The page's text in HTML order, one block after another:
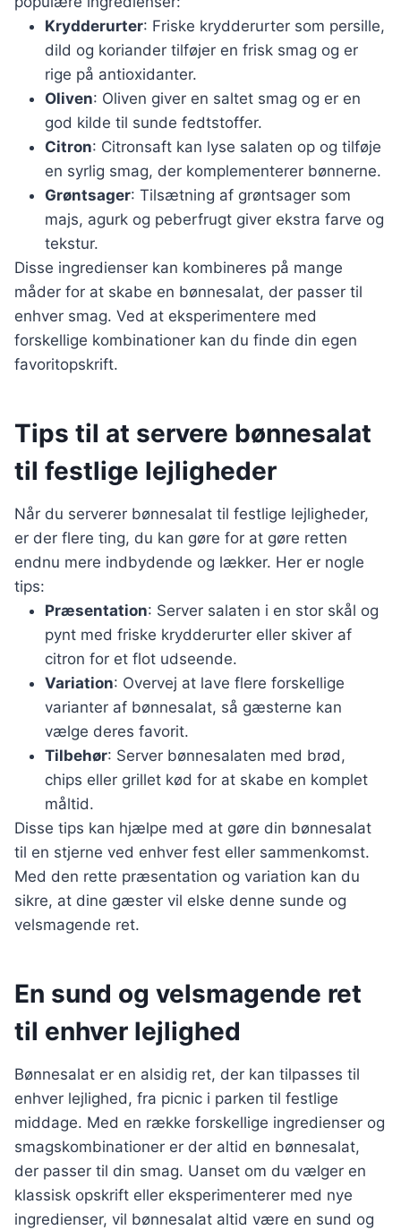
Krydderurter: Friske krydderurter som persille,
dild og koriander tilføjer en frisk smag og er
rige på antioxidanter.
Oliven: Oliven giver en saltet smag og er en
god kilde til sunde fedtstoffer.
Citron: Citronsaft kan lyse salaten op og tilføje
en syrlig smag, der komplementerer bønnerne.
Grøntsager: Tilsætning af grøntsager som
majs, agurk og peberfrugt giver ekstra farve og
tekstur.
Disse ingredienser kan kombineres på mange
måder for at skabe en bønnesalat, der passer til
enhver smag. Ved at eksperimentere med
forskellige kombinationer kan du finde din egen
favoritopskrift.
Tips til at servere bønnesalat
til festlige lejligheder
Når du serverer bønnesalat til festlige lejligheder,
er der flere ting, du kan gøre for at gøre retten
endnu mere indbydende og lækker. Her er nogle
tips:
Præsentation: Server salaten i en stor skål og
pynt med friske krydderurter eller skiver af
citron for et flot udseende.
Variation: Overvej at lave flere forskellige
varianter af bønnesalat, så gæsterne kan
vælge deres favorit.
Tilbehør: Server bønnesalaten med brød,
chips eller grillet kød for at skabe en komplet
måltid.
Disse tips kan hjælpe med at gøre din bønnesalat
til en stjerne ved enhver fest eller sammenkomst.
Med den rette præsentation og variation kan du
sikre, at dine gæster vil elske denne sunde og
velsmagende ret.
En sund og velsmagende ret
til enhver lejlighed
Bønnesalat er en alsidig ret, der kan tilpasses til
enhver lejlighed, fra picnic i parken til festlige
middage. Med en række forskellige ingredienser og
smagskombinationer er der altid en bønnesalat,
der passer til din smag. Uanset om du vælger en
klassisk opskrift eller eksperimenterer med nye
ingredienser, vil bønnesalat altid være en sund og